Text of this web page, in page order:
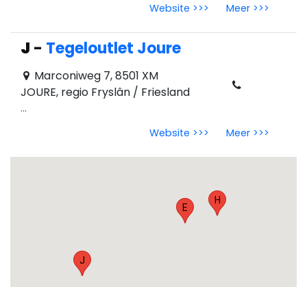
handvorm en marmerlook.
Voor inspiratie en kwaliteits­
tegels.
Website >>> Meer >>>
J - Tegeloutlet Joure
Marconiweg 7, 8501 XM
JOURE, regio Fryslân / Friesland
...
Website >>> Meer >>>
E
H
J